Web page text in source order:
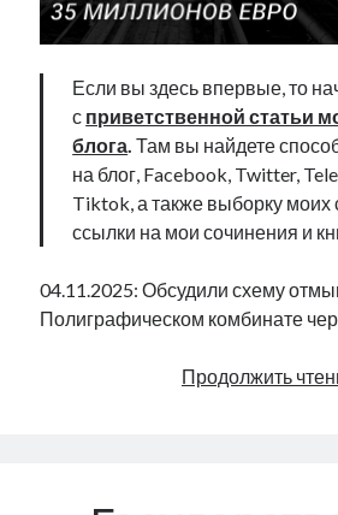
Если вы здесь впервые, то
с приветственной статьи
блога. Там вы найдете
на блог, Facebook, Twitter,
Tiktok, а также выборку моих
ссылки на мои сочинения и
04.11.2025: Обсудили схему
Полиграфическом комбинате
Продолжить